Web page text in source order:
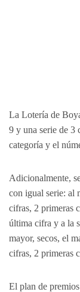
La Lotería de
9 y una serie de 3
categoría y el
Adicionalmente,
con igual serie: al
cifras, 2 primeras
última cifra y a la
mayor, secos, el
cifras, 2 primeras
El plan de